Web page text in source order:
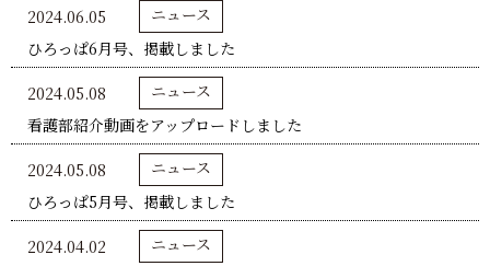
2024.06.05
ニュース
ひろっぱ6月号、掲載しました
2024.05.08
ニュース
看護部紹介動画をアップロードしました
2024.05.08
ニュース
ひろっぱ5月号、掲載しました
2024.04.02
ニュース